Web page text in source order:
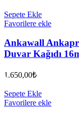
Sepete Ekle
Favorilere ekle
Ankawall
Duvar Kağıdı
1.650,00₺
Sepete Ekle
Favorilere ekle